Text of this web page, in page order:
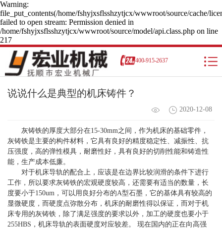
Warning:
file_put_contents(/home/fshyjxsflsshzytjcx/wwwroot/source/cache/
failed to open stream: Permission denied in
/home/fshyjxsflsshzytjcx/wwwroot/source/model/api.class.php on line
217
400-915-2637
说说什么是典型的机床铸件？
2020-12-08
灰铸铁的厚度大部分在15-30mm之间，作为机床的基础零件，
灰铸铁是主要的构件材料，它具有良好的精度稳定性、减振性、抗
压强度，高的弹性模具，耐磨性好，具有良好的切削性能和铸造性
能，生产成本低廉。
对于机床导轨的配合上，应该是在边界比较润滑的条件下进行
工作，所以要求灰铸铁的宏观硬度较高，还需要有适当的数量，长
度要小于150um，可以用良好分布的A型石墨，它的基体具有较高的
显微硬度，而硬度点弥散分布，机床的耐磨性得以保证，而对于机
床专用的灰铸铁，除了满足强度的要求以外，加工的硬度也要小于
255HBS，机床导轨的表面硬度对应较差。 现在国内的正在向高强